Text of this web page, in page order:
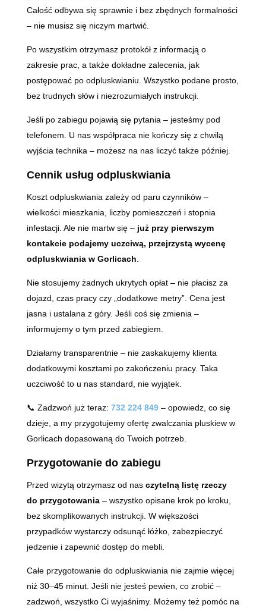
Całość odbywa się sprawnie i bez zbędnych formalności
– nie musisz się niczym martwić.
Po wszystkim otrzymasz protokół z informacją o
zakresie prac, a także dokładne zalecenia, jak
postępować po odpluskwianiu. Wszystko podane prosto,
bez trudnych słów i niezrozumiałych instrukcji.
Jeśli po zabiegu pojawią się pytania – jesteśmy pod
telefonem. U nas współpraca nie kończy się z chwilą
wyjścia technika – możesz na nas liczyć także później.
Cennik usług odpluskwiania
Koszt odpluskwiania zależy od paru czynników –
wielkości mieszkania, liczby pomieszczeń i stopnia
infestacji. Ale nie martw się – już przy pierwszym
kontakcie podajemy uczciwą, przejrzystą wycenę
odpluskwiania w Gorlicach
Nie stosujemy żadnych ukrytych opłat – nie płacisz za
dojazd, czas pracy czy „dodatkowe metry”. Cena jest
jasna i ustalana z góry. Jeśli coś się zmienia –
informujemy o tym przed zabiegiem.
Działamy transparentnie – nie zaskakujemy klienta
dodatkowymi kosztami po zakończeniu pracy. Taka
uczciwość to u nas standard, nie wyjątek.
📞 Zadzwoń już teraz: 732 224 849– opowiedz, co się
dzieje, a my przygotujemy ofertę zwalczania pluskiew w
Gorlicach dopasowaną do Twoich potrzeb.
Przygotowanie do zabiegu
Przed wizytą otrzymasz od nas czytelną listę rzeczy
do przygotowania– wszystko opisane krok po kroku,
bez skomplikowanych instrukcji. W większości
przypadków wystarczy odsunąć łóżko, zabezpieczyć
jedzenie i zapewnić dostęp do mebli.
Całe przygotowanie do odpluskwiania nie zajmie więcej
niż 30–45 minut. Jeśli nie jesteś pewien, co zrobić –
zadzwoń, wszystko Ci wyjaśnimy. Możemy też pomóc na